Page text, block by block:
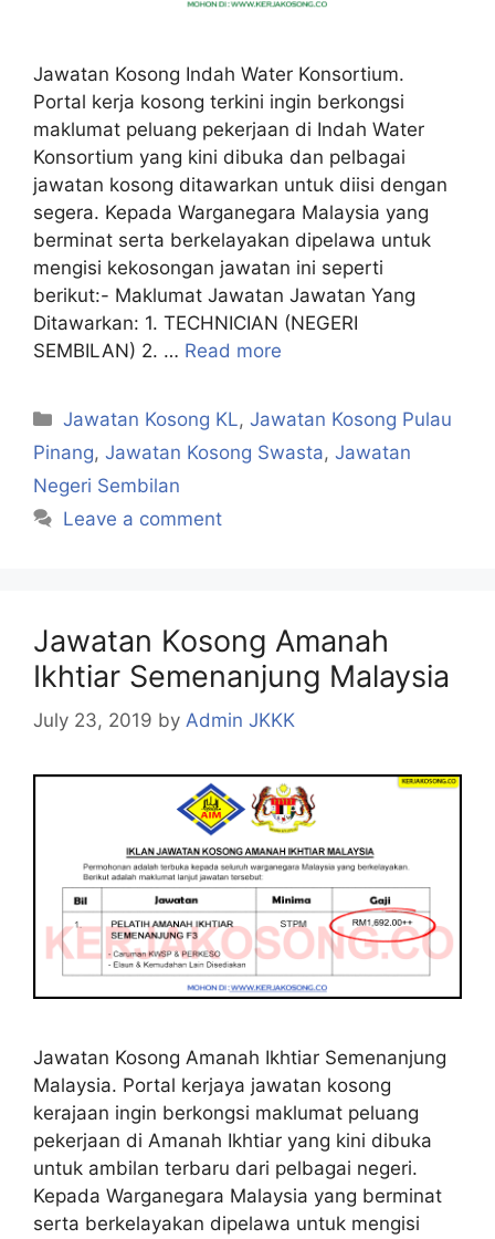
Jawatan Kosong Indah Water Konsortium.
Portal kerja kosong terkini ingin berkongsi
maklumat peluang pekerjaan di Indah Water
Konsortium yang kini dibuka dan pelbagai
jawatan kosong ditawarkan untuk diisi dengan
segera. Kepada Warganegara Malaysia yang
berminat serta berkelayakan dipelawa untuk
mengisi kekosongan jawatan ini seperti
berikut:- Maklumat Jawatan Jawatan Yang
Ditawarkan: 1. TECHNICIAN (NEGERI
SEMBILAN) 2. … Read more
Categories
Jawatan Kosong KL,Jawatan Kosong Pulau
Pinang, Jawatan Kosong Swasta, Jawatan
Negeri Sembilan
Leave a comment
Jawatan Kosong Amanah
Ikhtiar Semenanjung Malaysia
July 23, 2019 by Admin JKKK
Jawatan Kosong Amanah Ikhtiar Semenanjung
Malaysia. Portal kerjaya jawatan kosong
kerajaan ingin berkongsi maklumat peluang
pekerjaan di Amanah Ikhtiar yang kini dibuka
untuk ambilan terbaru dari pelbagai negeri.
Kepada Warganegara Malaysia yang berminat
serta berkelayakan dipelawa untuk mengisi